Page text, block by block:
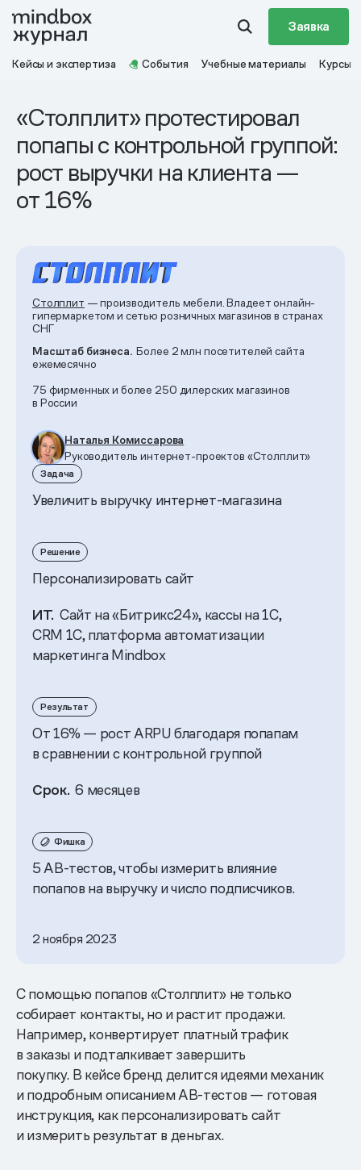
Заявка
Кейсы и экспертиза События Учебные материалы Курсы
«Столплит» протестировал
попапы с контрольной группой:
рост выручки на клиента —
от 16%
Столплит — производитель мебели. Владеет онлайн-
гипермаркетом и сетью розничных магазинов в странах
СНГ
Масштаб бизнеса.Более 2 млн посетителей сайта
ежемесячно
75 фирменных и более 250 дилерских магазинов
в России
Наталья Комиссарова
Руководитель интернет-проектов «Столплит»
Задача
Увеличить выручку интернет-магазина
Решение
Персонализировать сайт
ИТ.Сайт на «Битрикс24», кассы на 1С,
CRM 1С, платформа автоматизации
маркетинга Mindbox
Результат
От 16% — рост ARPU благодаря попапам
в сравнении с контрольной группой
Срок.6 месяцев
Фишка
5 AB-тестов, чтобы измерить влияние
попапов на выручку и число подписчиков.
2 ноября 2023
С помощью попапов «Столплит» не только
собирает контакты, но и растит продажи.
Например, конвертирует платный трафик
в заказы и подталкивает завершить
покупку. В кейсе бренд делится идеями механик
и подробным описанием AB-тестов — готовая
инструкция, как персонализировать сайт
и измерить результат в деньгах.